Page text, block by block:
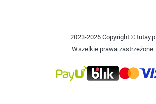
2023-2026 Copyright © tutay.pl
Wszelkie prawa zastrzeżone.